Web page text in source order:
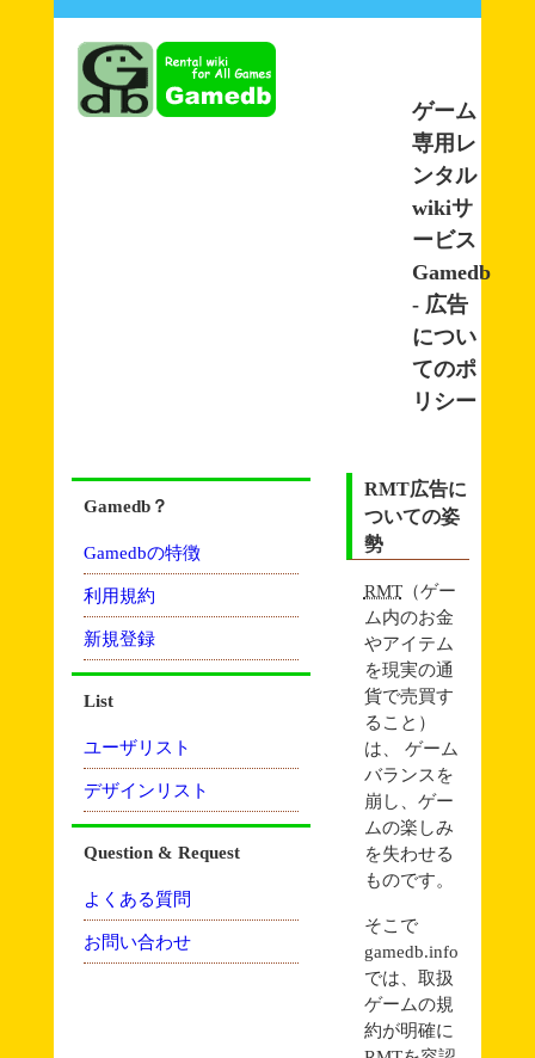
ゲーム
専用レ
ンタル
wikiサ
ービス
Gamedb
- 広告
につい
てのポ
リシー
Gamedb？
Gamedbの特徴
利用規約
新規登録
List
ユーザリスト
デザインリスト
Question & Request
よくある質問
お問い合わせ
RMT広告に
ついての姿
勢
RMT（ゲー
ム内のお金
やアイテム
を現実の通
貨で売買す
ること）
は、 ゲーム
バランスを
崩し、ゲー
ムの楽しみ
を失わせる
ものです。
そこで
gamedb.info
では、取扱
ゲームの規
約が明確に